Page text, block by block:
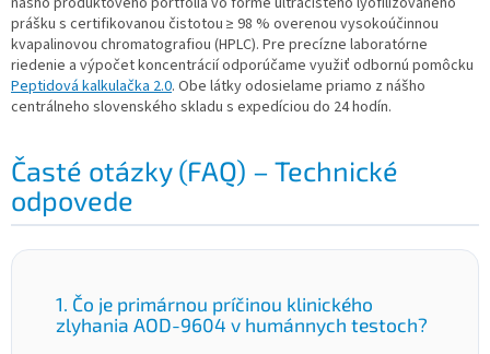
prášku s certifikovanou čistotou ≥ 98 % overenou vysokoúčinnou
kvapalinovou chromatografiou (HPLC). Pre precízne laboratórne
riedenie a výpočet koncentrácií odporúčame využiť odbornú pomôcku
Peptidová kalkulačka 2.0. Obe látky odosielame priamo z nášho
centrálneho slovenského skladu s expedíciou do 24 hodín.
Časté otázky (FAQ) – Technické
odpovede
1. Čo je primárnou príčinou klinického
zlyhania AOD-9604 v humánnych testoch?